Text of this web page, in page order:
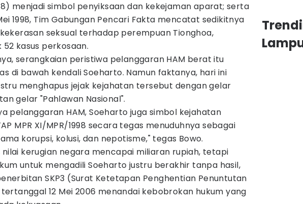
menjadi simbol penyiksaan dan kekejaman aparat; serta
1998, Tim Gabungan Pencari Fakta mencatat sedikitnya
seksual terhadap perempuan Tionghoa,
kasus perkosaan.
serangkaian peristiwa pelanggaran HAM berat itu
di bawah kendali Soeharto. Namun faktanya, hari ini
menghapus jejak kejahatan tersebut dengan gelar
gelar "Pahlawan Nasional".
pelanggaran HAM, Soeharto juga simbol kejahatan
MPR XI/MPR/1998 secara tegas menuduhnya sebagai
korupsi, kolusi, dan nepotisme," tegas Bowo.
nilai kerugian negara mencapai miliaran rupiah, tetapi
untuk mengadili Soeharto justru berakhir tanpa hasil,
SKP3 (Surat Ketetapan Penghentian Penuntutan
12 Mei 2006 menandai kebobrokan hukum yang